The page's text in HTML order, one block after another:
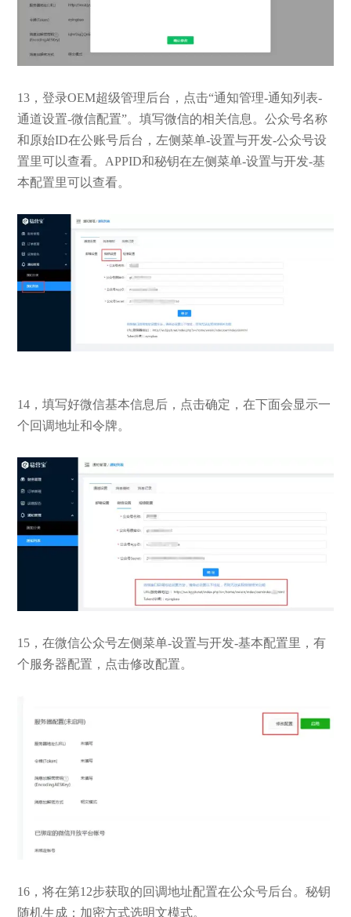
13，登录OEM超级管理后台，点击“通知管理-通知列表-
通道设置-微信配置”。填写微信的相关信息。公众号名称
和原始ID在公账号后台，左侧菜单-设置与开发-公众号设
置里可以查看。APPID和秘钥在左侧菜单-设置与开发-基
本配置里可以查看。
14，填写好微信基本信息后，点击确定，在下面会显示一
个回调地址和令牌。
15，在微信公众号左侧菜单-设置与开发-基本配置里，有
个服务器配置，点击修改配置。
16，将在第12步获取的回调地址配置在公众号后台。秘钥
随机生成；加密方式选明文模式。